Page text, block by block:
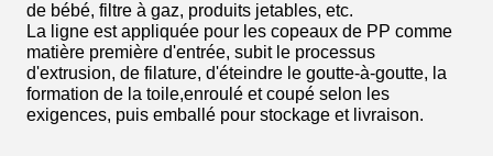
de bébé, filtre à gaz, produits jetables, etc.
La ligne est appliquée pour les copeaux de PP comme
matière première d'entrée, subit le processus
d'extrusion, de filature, d'éteindre le goutte-à-goutte, la
formation de la toile,enroulé et coupé selon les
exigences, puis emballé pour stockage et livraison.